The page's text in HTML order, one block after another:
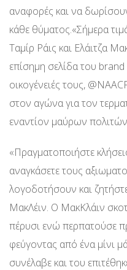
αναφορές και να
κάθε θύματος.«Σήμερα
Ταμίρ Ράις και Ελάιτζα
επίσημη σελίδα του brand
οικογένειές τους,
στον αγώνα για τον
εναντίον μαύρων
«Πραγματοποιήστε
αναγκάσετε τους
λογοδοτήσουν και
ΜακΛέιν. Ο ΜακΚλάιν
πέρυσι ενώ περπατούσε
φεύγοντας από ένα μίνι
συνέλαβε και του